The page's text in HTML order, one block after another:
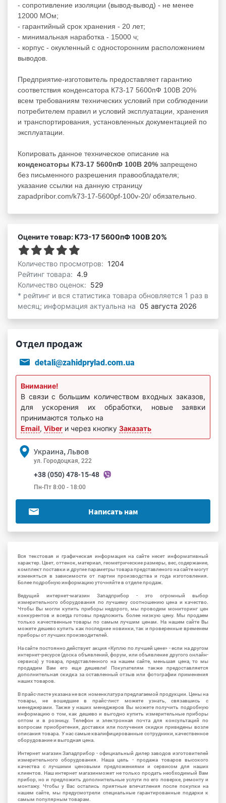
- сопротивление изоляции (вывод-вывод) - не менее
12000 МОм;
- гарантийный срок хранения - 20 лет;
- минимальная наработка - 15000 ч;
- корпус - окукленный с односторонним расположением
выводов.
Предприятие-изготовитель предоставляет гарантию
соответствия конденсатора К73-17 5600пФ 100В 20%
всем требованиям технических условий при соблюдении
потребителем правил и условий эксплуатации, хранения
и транспортирования, установленных документацией по
эксплуатации.
Копировать данное техническое описание на
конденсаторы К73-17 5600пФ 100В 20% запрещено
без письменного разрешения правообладателя;
указание ссылки на данную страницу
zapadpribor.com/k73-17-5600pf-100v-20/ обязательно.
Оцените товар: К73-17 5600пФ 100В 20%
Количество просмотров: 1204
Рейтинг товара: 4.9
Количество оценок: 529
* рейтинг и вся статистика товара обновляется 1 раз в
месяц; информация актуальна на 05 августа 2026
Отдел продаж
detali@zahidprylad.com.ua
Внимание!
В связи с большим количеством входных заказов,
для ускорения их обработки, новые заявки
принимаются только на
Email, Viber и через кнопку Заказать
Украина, Львов
ул. Городоцкая, 222
+38 (050) 478-15-48
Пн-Пт 8:00 - 18:00
Написать нам
Вся текстовая и графическая информация на сайте несет информативный
характер. Цвет, оттенок, материал, геометрические размеры, вес, содержание,
комплект поставки и другие параметры товара представленого на сайте могут
изменяться в зависимости от партии производства и года изготовления.
Более подробную информацию уточняйте в отделе продаж.
Ведущий интернет-магазин Западприбор - это огромный выбор
измерительного оборудования по лучшему соотношению цена и качество.
Чтобы Вы могли купить приборы недорого, мы проводим мониторинг цен
конкурентов и всегда готовы предложить более низкую цену. Мы продаем
только качественные товары по самым лучшим ценам. На нашем сайте Вы
можете дешево купить как последние новинки, так и проверенные временем
приборы от лучших производителей.
На сайте постоянно действует акция «Куплю по лучшей цене» - если на другом
интернет-ресурсе (доска объявлений, форум, или объявление другого онлайн-
сервиса) у товара, представленного на нашем сайте, меньшая цена, то мы
продадим Вам его еще дешевле! Покупателям также предоставляется
дополнительная скидка за оставленный отзыв или фотографии применения
наших товаров.
В прайс-листе указана не вся номенклатура предлагаемой продукции. Цены на
товары, не вошедшие в прайс-лист можете узнать, связавшись с
менеджерами. Также у наших менеджеров Вы можете получить подробную
информацию о том, как дешево и выгодно купить измерительные приборы
оптом и в розницу. Телефон и электронная почта для консультаций по
вопросам приобретения, доставки или получения скидки приведены возле
описания товара. У нас самые квалифицированные сотрудники, качественное
оборудование и выгодная цена.
Интернет магазин Западприбор - официальный дилер заводов изготовителей
измерительного оборудования. Наша цель - продажа товаров высокого
качества с лучшими ценовыми предложениями и сервисом для наших
клиентов. Наш интернет магазинможет не только продать необходимый Вам
прибор, но и предложить дополнительные услуги по его поверке, ремонту и
монтажу. Чтобы у Вас остались приятные впечатления после покупки на
нашем сайте, мы предусмотрели специальные гарантированные подарки к
самым популярным товарам.